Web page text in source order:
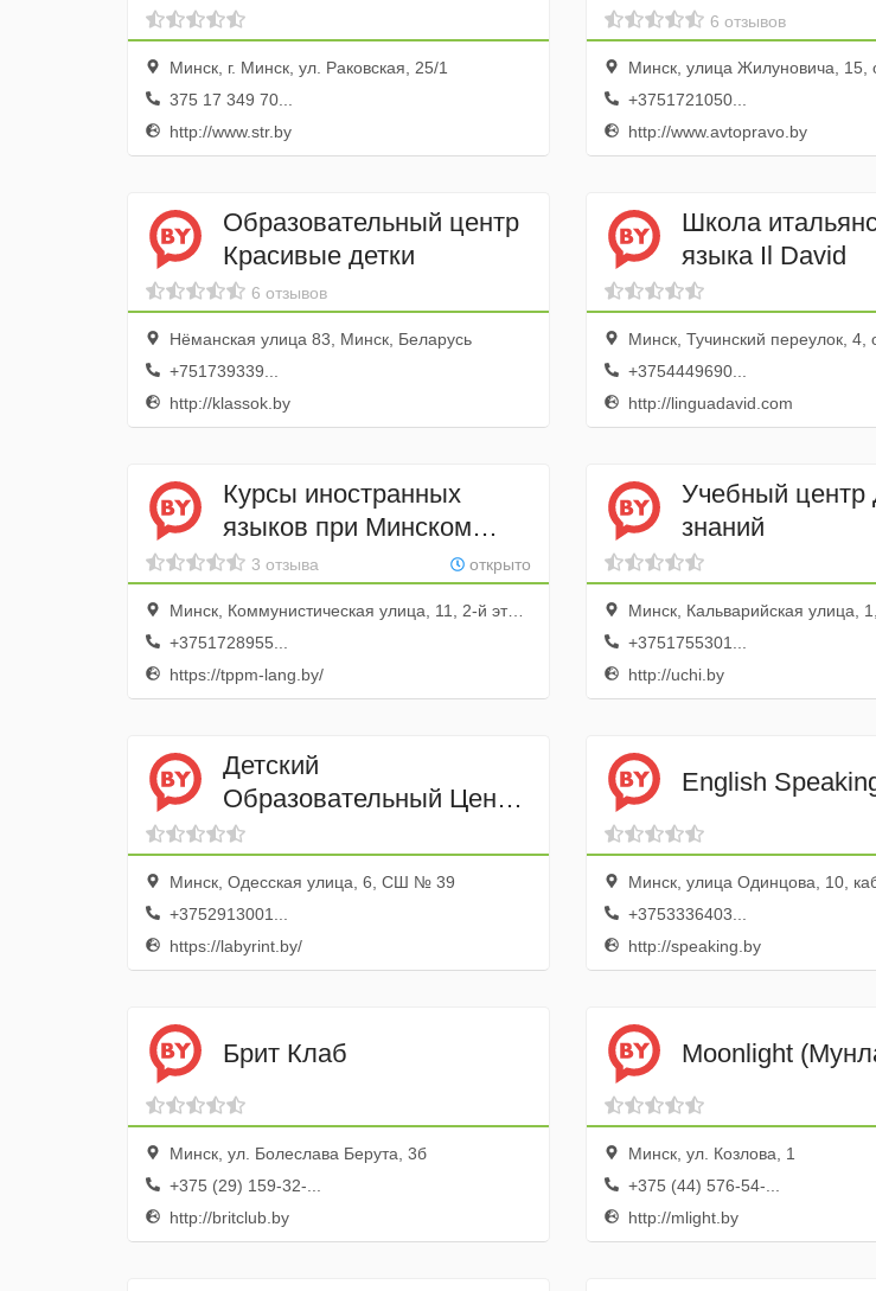
международных
программ
Минск, г. Минск, ул. Раковская, 25/1
375 17 349 70...
http://www.str.by
6 отзывов
Минск, улица Жилуновича, 15,
+3751721050...
http://www.avtopravo.by
Образовательный центр
Красивые детки
6 отзывов
Нёманская улица 83, Минск, Беларусь
+751739339...
http://klassok.by
Школа
языка Il David
Минск, Тучинский переулок, 4,
+3754449690...
http://linguadavid.com
Курсы иностранных
языков при Минском
отделении торгово-
промышленной палаты
открыто
3 отзыва
Минск, Коммунистическая улица, 11, 2-й этаж, кабинет 204
+3751728955...
https://tppm-lang.by/
Учебный центр
знаний
Минск, Кальварийская улица,
+3751755301...
http://uchi.by
Детский
Образовательный Центр
Лабиринт
Минск, Одесская улица, 6, СШ № 39
+3752913001...
https://labyrint.by/
English
Минск, улица Одинцова, 10,
+3753336403...
http://speaking.by
Брит Клаб
Минск, ул. Болеслава Берута, 3б
+375 (29) 159-32-...
http://britclub.by
Moonlight
Минск, ул. Козлова, 1
+375 (44) 576-54-...
http://mlight.by